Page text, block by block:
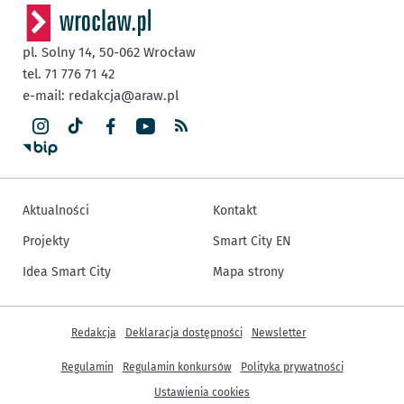
pl. Solny 14, 50-062 Wrocław
tel. 71 776 71 42
e-mail: redakcja@araw.pl
Aktualności
Projekty
Idea Smart City
Kontakt
Smart City EN
Mapa strony
Inne informacje
Redakcja Deklaracja dostępności Newsletter
Regulamin Regulamin konkursów
Polityka prywatności
Ustawienia cookies